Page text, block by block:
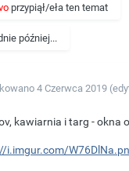
przypiął/eła ten temat
później...
4 Czerwca 2019
kawiarnia i targ - okna
i.imgur.com/